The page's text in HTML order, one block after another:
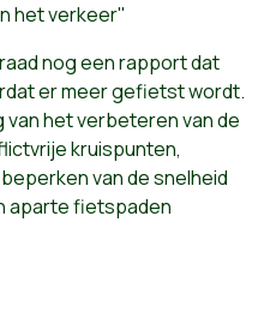
het verkeer"
nog een rapport dat
er meer gefietst wordt.
van het verbeteren van de
kruispunten,
van de snelheid
aparte fietspaden